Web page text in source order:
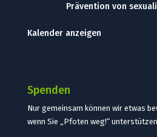
Prävention von
Kalender anzeigen
Spenden
Nur gemeinsam können wir etwas
wenn Sie „Pfoten weg!“